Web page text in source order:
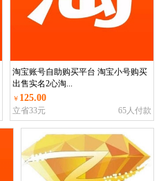
淘宝账号自助购买平台 淘宝小号购买
出售实名2心淘...
￥ 125.00
立省33元 65人付款